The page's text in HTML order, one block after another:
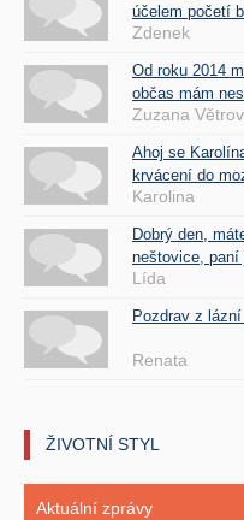
účelem početí
Zdenek
Od roku 2014
občas mám
Zuzana
Ahoj se
krvácení do
Karolina
Dobrý den,
neštovice,
Lída
Pozdrav z
Renata
ŽIVOTNÍ STYL
Aktuální zprávy